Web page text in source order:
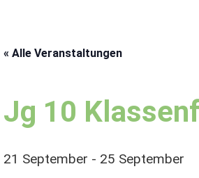
« Alle Veranstaltungen
Jg 10
21 September - 25 September